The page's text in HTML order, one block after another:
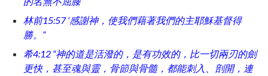
林前15:57 ‘感謝神，使我們藉著我們的主耶穌基督得
勝。”
希4:12 “神的道是活潑的，是有功效的，比一切兩刃的劍
更快，甚至魂與靈，骨節與骨髓，都能刺入、剖開，連